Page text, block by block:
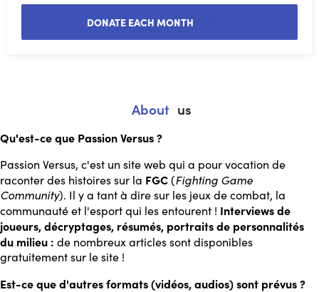
DONATE EACH MONTH
About us
Qu'est-ce que Passion Versus ?
Passion Versus, c'est un site web qui a pour vocation de
raconter des histoires sur la FGC(Fighting Game
Community). Il y a tant à dire sur les jeux de combat, la
communauté et l'esport qui les entourent ! Interviews de
joueurs, décryptages, résumés, portraits de personnalités
du milieu : de nombreux articles sont disponibles
gratuitement sur le site !
Est-ce que d'autres formats (vidéos, audios) sont prévus ?